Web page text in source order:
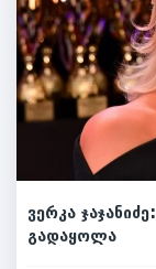
ვერკა
გადაყოლა